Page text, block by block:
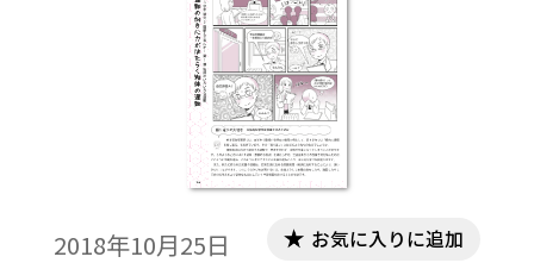
2018年10月25日 お気に入りに追加